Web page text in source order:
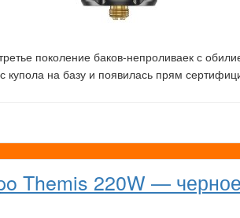
поколение баков-непроливаек с
купола на базу и появилась прям
Themis 220W —